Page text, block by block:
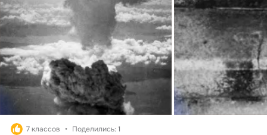
7 классов Поделились: 1